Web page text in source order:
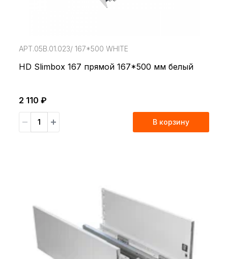
АРТ.05В.01.023/ 167*500 WHITE
HD Slimbox 167 прямой 167*500 мм белый
2 110 ₽
В корзину